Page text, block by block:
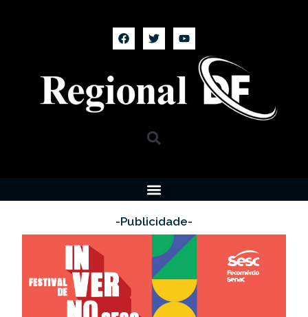
-Publicidade-